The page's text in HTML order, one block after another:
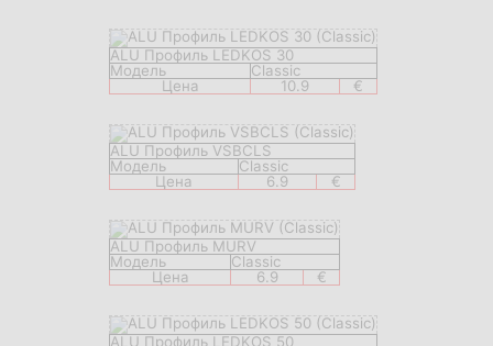
ALU Профиль LEDKOS 30
Модель
Classic
Цена
10.9 €
ALU Профиль VSBCLS
Модель
Classic
Цена
6.9 €
ALU Профиль MURV
Модель
Classic
Цена
6.9 €
ALU Профиль LEDKOS 50